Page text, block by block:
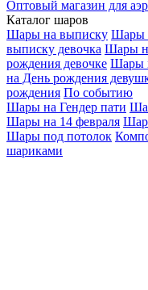
Оптовый магазин для
Каталог шаров
Шары на выписку Шары
выписку девочка Шары
рождения девочке Шары
на День рождения
рождения По событию
Шары на Гендер пати
Шары на 14 февраля
Шары под потолок
шариками